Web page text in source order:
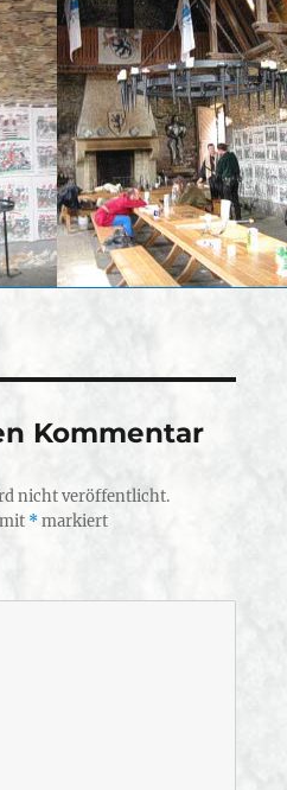
Kommentar
nicht veröffentlicht.
*markiert